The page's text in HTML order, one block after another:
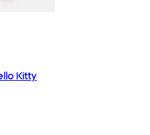
Kitty